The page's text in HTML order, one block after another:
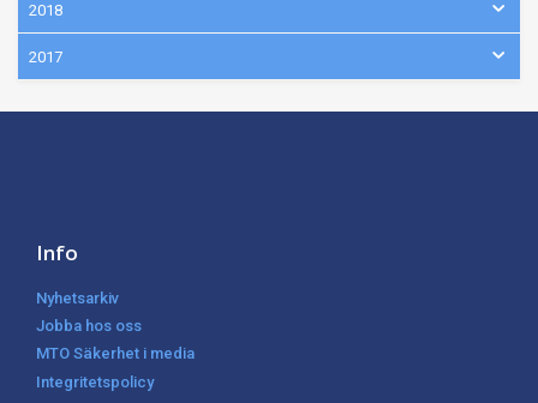
2018
2017
Info
Nyhetsarkiv
Jobba hos oss
MTO Säkerhet i media
Integritetspolicy